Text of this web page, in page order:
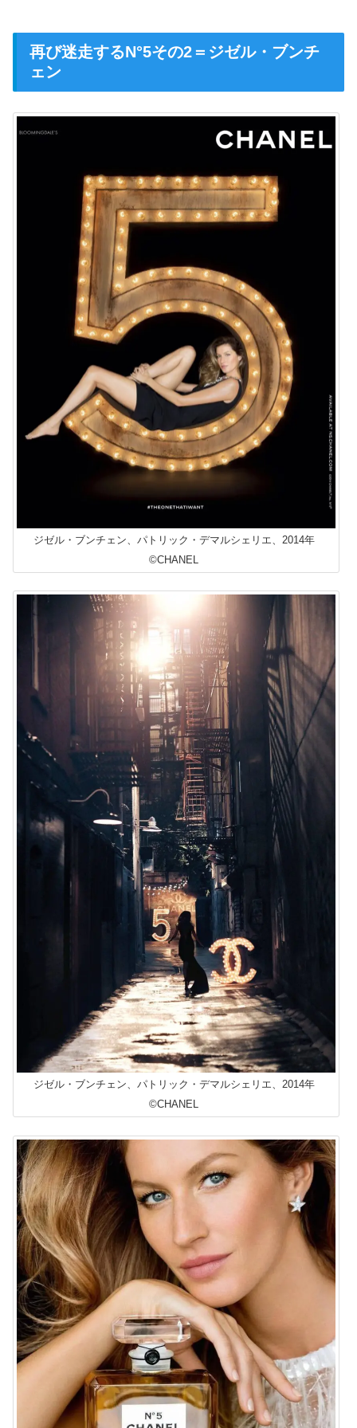
再び迷走するN°5その2＝ジゼル・ブンチ
ェン
ジゼル・ブンチェン、パトリック・デマルシェリエ、2014年
©CHANEL
ジゼル・ブンチェン、パトリック・デマルシェリエ、2014年
©CHANEL